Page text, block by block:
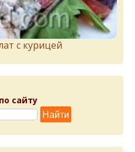
с курицей
сайту